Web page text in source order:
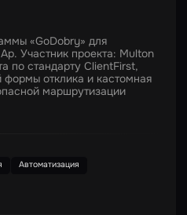
«GoDobry» для
Участник проекта: Multon
по стандарту ClientFirst,
формы отклика и кастомная
маршрутизации
Автоматизация